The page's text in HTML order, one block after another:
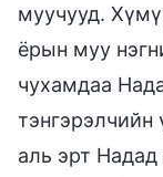
муучууд.
ёрын муу
чухамдаа
аль эрт